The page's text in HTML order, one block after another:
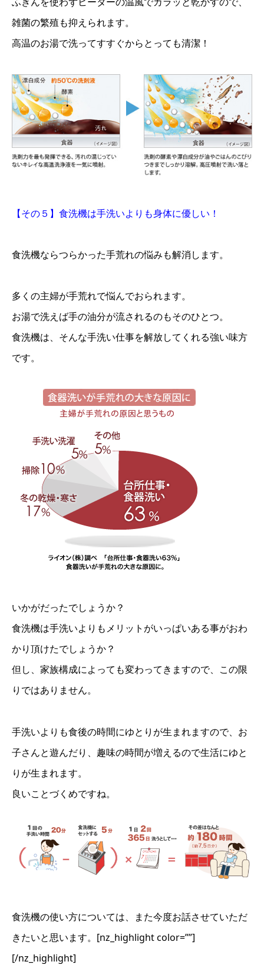
雑菌の繁殖も抑えられます。
高温のお湯で洗ってすすぐからとっても清潔！
【その５】食洗機は手洗いよりも身体に優しい！
食洗機ならつらかった手荒れの悩みも解消します。
多くの主婦が手荒れで悩んでおられます。
お湯で洗えば手の油分が流されるのもそのひとつ。
食洗機は、そんな手洗い仕事を解放してくれる強い味方
です。
いかがだったでしょうか？
食洗機は手洗いよりもメリットがいっぱいある事がおわ
かり頂けたでしょうか？
但し、家族構成によっても変わってきますので、この限
りではありません。
手洗いよりも食後の時間にゆとりが生まれますので、お
子さんと遊んだり、趣味の時間が増えるので生活にゆと
りが生まれます。
良いことづくめですね。
食洗機の使い方については、また今度お話させていただ
きたいと思います。[nz_highlight color=””]
[/nz_highlight]